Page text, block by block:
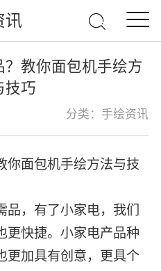
讯
教你面包机手绘方
技巧
分类：手绘资讯
你面包机手绘方法与技
，有了小家电，我们
更快捷。小家电产品种
更加具有创意，更具个